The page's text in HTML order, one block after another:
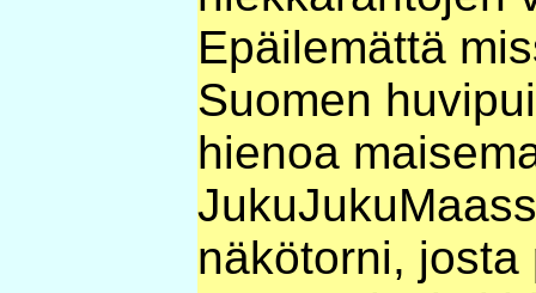
Epäilemättä
Suomen
hienoa
näkötorni,